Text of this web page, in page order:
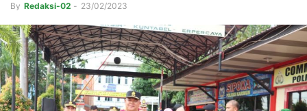
By Redaksi-02 - 23/02/2023